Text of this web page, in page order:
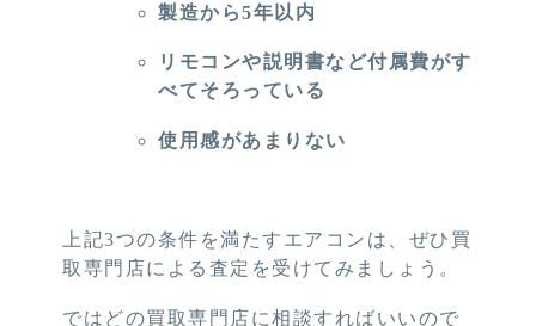
製造から5年以内
リモコンや説明書など付属費がす
べてそろっている
使用感があまりない
上記3つの条件を満たすエアコンは、ぜひ買
取専門店による査定を受けてみましょう。
ではどの買取専門店に相談すればいいので